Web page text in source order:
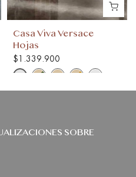
Casa Viva Versace
Hojas
$1.339.900
SOBRE